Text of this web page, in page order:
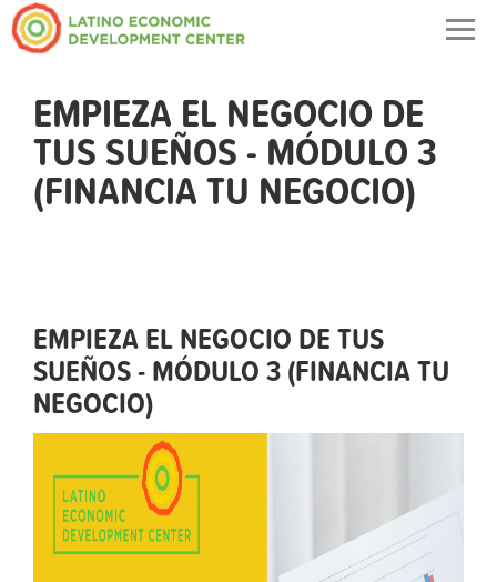
EMPIEZA EL NEGOCIO DE
TUS SUEÑOS - MÓDULO 3
(FINANCIA TU NEGOCIO)
EMPIEZA EL NEGOCIO DE TUS
SUEÑOS - MÓDULO 3 (FINANCIA TU
NEGOCIO)